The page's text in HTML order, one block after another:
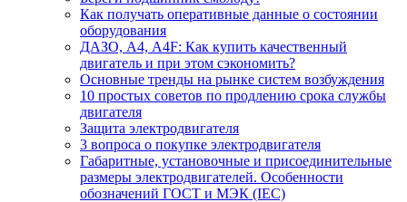
Как получать оперативные данные о состоянии
оборудования
ДАЗО, А4, А4F: Как купить качественный
двигатель и при этом сэкономить?
Основные тренды на рынке систем возбуждения
10 простых советов по продлению срока службы
двигателя
Защита электродвигателя
3 вопроса о покупке электродвигателя
Габаритные, установочные и присоединительные
размеры электродвигателей. Особенности
обозначений ГОСТ и МЭК (IEC)